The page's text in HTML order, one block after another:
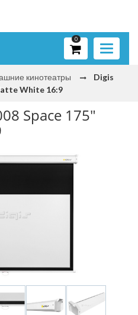
Toggle
0
кинотеатры
Digis
White 16:9
Space 175"